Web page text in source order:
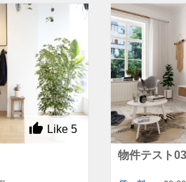
Like 5
物件テスト03